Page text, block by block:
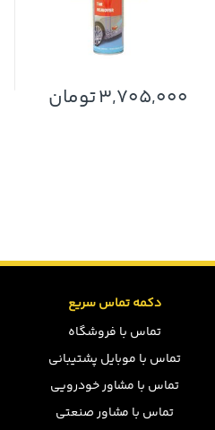
3,705,000تومان
دکمه تماس سریع
تماس با فروشگاه
تماس با موبایل پشتیبانی
تماس با مشاور خودرویی
تماس با مشاور صنعتی